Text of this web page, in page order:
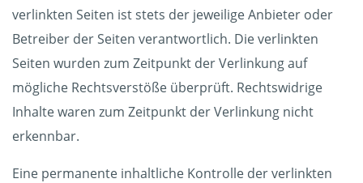
verlinkten Seiten ist stets der jeweilige Anbieter oder
Betreiber der Seiten verantwortlich. Die verlinkten
Seiten wurden zum Zeitpunkt der Verlinkung auf
mögliche Rechtsverstöße überprüft. Rechtswidrige
Inhalte waren zum Zeitpunkt der Verlinkung nicht
erkennbar.
Eine permanente inhaltliche Kontrolle der verlinkten